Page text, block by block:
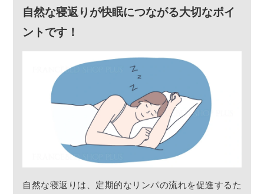
自然な寝返りが快眠につながる大切なポイ
ントです！
自然な寝返りは、定期的なリンパの流れを促進するた